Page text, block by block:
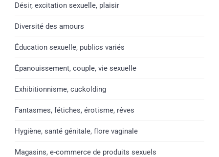
Désir, excitation sexuelle, plaisir
Diversité des amours
Éducation sexuelle, publics variés
Épanouissement, couple, vie sexuelle
Exhibitionnisme, cuckolding
Fantasmes, fétiches, érotisme, rêves
Hygiène, santé génitale, flore vaginale
Magasins, e-commerce de produits sexuels